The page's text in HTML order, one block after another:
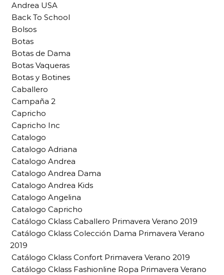
Andrea USA
Back To School
Bolsos
Botas
Botas de Dama
Botas Vaqueras
Botas y Botines
Caballero
Campaña 2
Capricho
Capricho Inc
Catalogo
Catalogo Adriana
Catalogo Andrea
Catalogo Andrea Dama
Catalogo Andrea Kids
Catalogo Angelina
Catalogo Capricho
Catálogo Cklass Caballero Primavera Verano 2019
Catálogo Cklass Colección Dama Primavera Verano
2019
Catálogo Cklass Confort Primavera Verano 2019
Catálogo Cklass Fashionline Ropa Primavera Verano